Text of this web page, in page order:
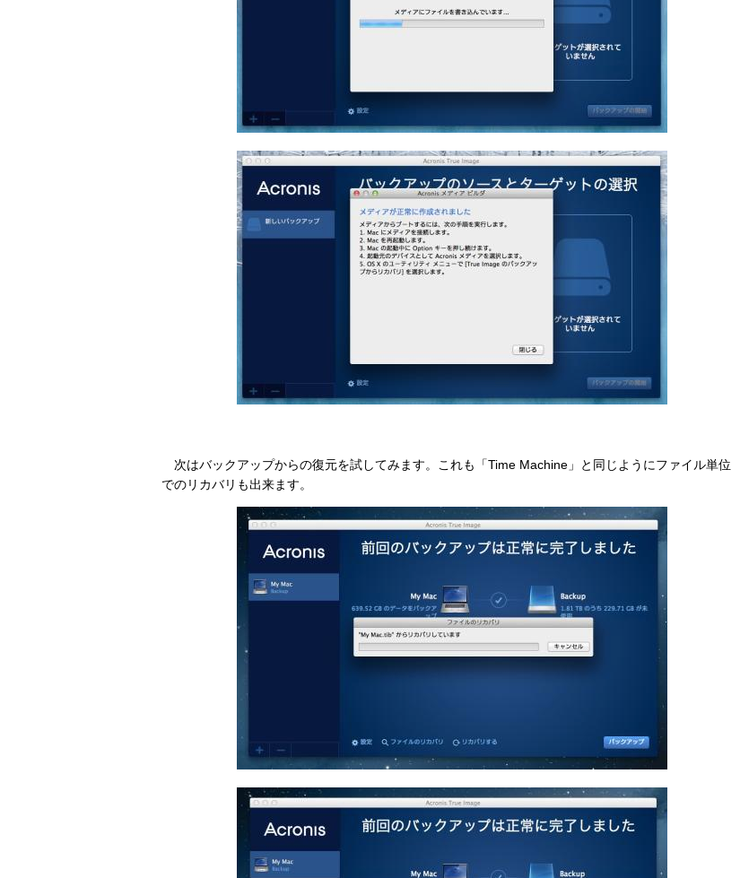
次はバックアップからの復元を試してみます。これも「Time Machine」と同じようにファイル単位
でのリカバリも出来ます。